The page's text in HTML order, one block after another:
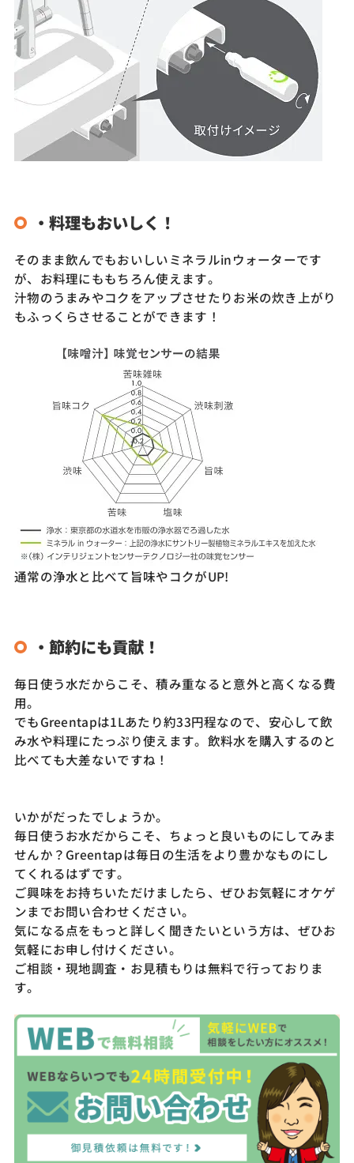
・料理もおいしく！
そのまま飲んでもおいしいミネラルinウォーターです
が、お料理にももちろん使えます。
汁物のうまみやコクをアップさせたりお米の炊き上がり
もふっくらさせることができます！
通常の浄水と比べて旨味やコクがUP!
・節約にも貢献！
毎日使う水だからこそ、積み重なると意外と高くなる費
用。
でもGreentapは1Lあたり約33円程なので、安心して飲
み水や料理にたっぷり使えます。飲料水を購入するのと
比べても大差ないですね！
いかがだったでしょうか。
毎日使うお水だからこそ、ちょっと良いものにしてみま
せんか？Greentapは毎日の生活をより豊かなものにし
てくれるはずです。
ご興味をお持ちいただけましたら、ぜひお気軽にオケゲ
ンまでお問い合わせください。
気になる点をもっと詳しく聞きたいという方は、ぜひお
気軽にお申し付けください。
ご相談・現地調査・お見積もりは無料で行っておりま
す。